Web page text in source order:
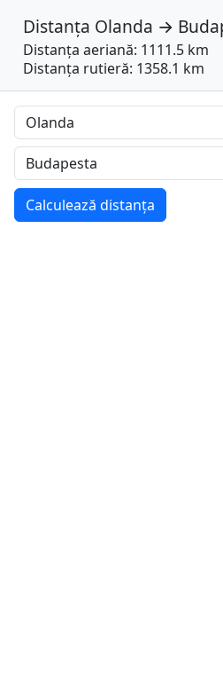
Distanța Olanda →
Distanța aeriană: 1111.5 km
Distanța rutieră: 1358.1 km
Calculează distanța